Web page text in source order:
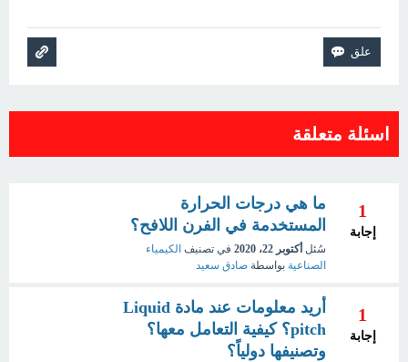
اسئلة متعلقة
1
إجابة
ما هي درجات الحرارة
المستخدمة في الفرن اللافح؟
سُئل أكتوبر 22، 2020 في تصنيف الكيمياء
الصناعية بواسطة صادق سعيد
1
إجابة
أريد معلومات عند مادة Liquid
pitch؟ كيفية التعامل معها؟
وتصنيفها دولياً؟